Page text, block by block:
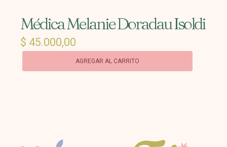
Médica Melanie Doradau Isoldi
$ 45.000,00
AGREGAR AL CARRITO